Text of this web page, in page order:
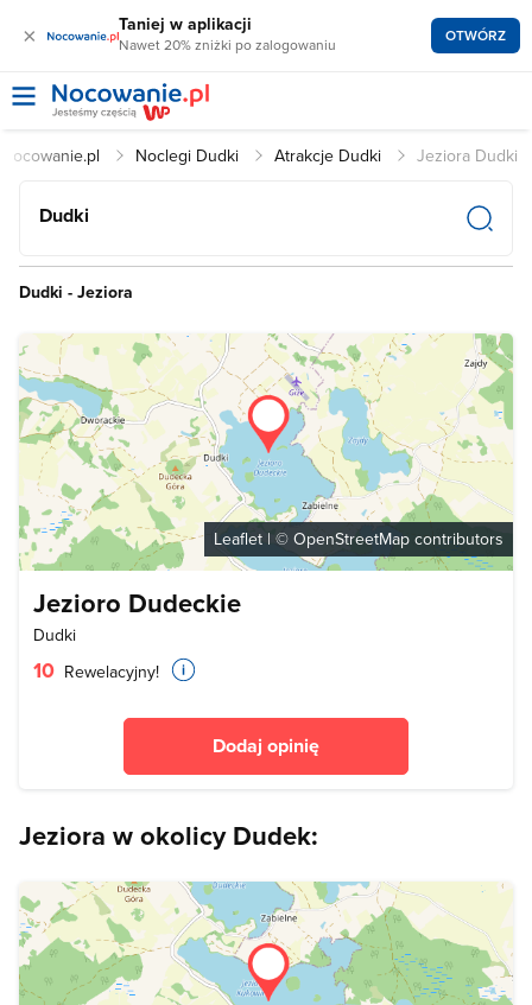
× Taniej w aplikacji
Nawet 20% zniżki po zalogowaniu OTWÓRZ
Nocowanie.pl Noclegi Dudki Atrakcje Dudki Jeziora Dudki
Dudki
Dudki - Jeziora
Leaflet | © OpenStreetMap contributors
Jezioro Dudeckie
Dudki
10 Rewelacyjny!
Dodaj opinię
Jeziora w okolicy Dudek: